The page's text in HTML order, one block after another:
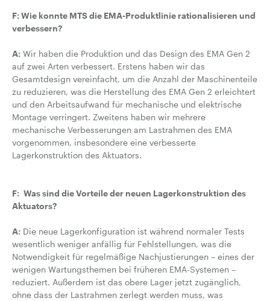
F: Wie konnte MTS die EMA-Produktlinie rationalisieren und
verbessern?
A: Wir haben die Produktion und das Design des EMA Gen 2
auf zwei Arten verbessert. Erstens haben wir das
Gesamtdesign vereinfacht, um die Anzahl der Maschinenteile
zu reduzieren, was die Herstellung des EMA Gen 2 erleichtert
und den Arbeitsaufwand für mechanische und elektrische
Montage verringert. Zweitens haben wir mehrere
mechanische Verbesserungen am Lastrahmen des EMA
vorgenommen, insbesondere eine verbesserte
Lagerkonstruktion des Aktuators.
F: Was sind die Vorteile der neuen Lagerkonstruktion des
Aktuators?
A: Die neue Lagerkonfiguration ist während normaler Tests
wesentlich weniger anfällig für Fehlstellungen, was die
Notwendigkeit für regelmäßige Nachjustierungen – eines der
wenigen Wartungsthemen bei früheren EMA-Systemen –
reduziert. Außerdem ist das obere Lager jetzt zugänglich,
ohne dass der Lastrahmen zerlegt werden muss, was